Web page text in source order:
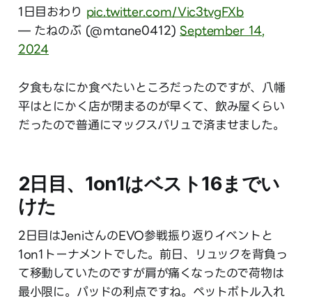
1日目おわり pic.twitter.com/Vic3tvgFXb
— たねのぶ (@mtane0412)September 14,
2024
夕食もなにか食べたいところだったのですが、八幡
平はとにかく店が閉まるのが早くて、飲み屋くらい
だったので普通にマックスバリュで済ませました。
2日目、1on1はベスト16までい
けた
2日目はJeniさんのEVO参戦振り返りイベントと
1on1トーナメントでした。前日、リュックを背負っ
て移動していたのですが肩が痛くなったので荷物は
最小限に。パッドの利点ですね。ペットボトル入れ